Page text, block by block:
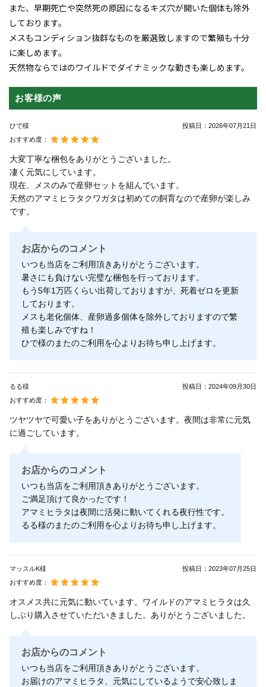
また、早期死亡や突然死の原因になるキズ穴が開いた個体も除外
しております。
メスもコンディション抜群なものを厳選致しますので繁殖も十分
に楽しめます。
天然物ならではのワイルドでダイナミックな動きも楽しめます。
お客様の声
ひで様 投稿日： 2026年07月21日
おすすめ度：
大変丁寧な梱包をありがとうございました。
凄く元気にしています。
現在、メスのみで産卵セットを組んでいます。
天然のアマミヒラタクワガタは初めての飼育なので産卵が楽しみ
です。
お店からのコメント
いつも当店をご利用頂きありがとうございます。
暑さにも負けない完璧な梱包を行っております。
もう5年1万匹くらい出荷しておりますが、死着ゼロを更新
しております。
メスも老化個体、産卵過多個体を除外しておりますので繁
殖も楽しみですね！
ひで様のまたのご利用を心よりお待ち申し上げます。
るる様 投稿日： 2024年09月30日
おすすめ度：
ツヤツヤで可愛い子をありがとうございます。夜間は非常に元気
に過ごしています。
お店からのコメント
いつも当店をご利用頂きありがとうございます。
ご満足頂けて良かったです！
アマミヒラタは夜間に活発に動いてくれる夜行性です。
るる様のまたのご利用を心よりお待ち申し上げます。
マッスルK様 投稿日： 2023年07月25日
おすすめ度：
オスメス共に元気に動いています。ワイルドのアマミヒラタは久
しぶり購入させていただいきました。ありがとうございました。
お店からのコメント
いつも当店をご利用頂きありがとうございます。
お届けのアマミヒラタ、元気にしているようで安心致しま